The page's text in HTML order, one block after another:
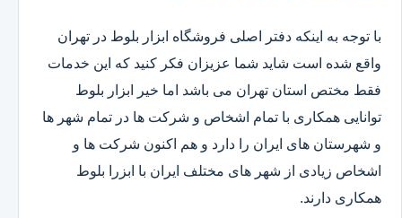
با توجه به اینکه دفتر اصلی فروشگاه ابزار بلوط در تهران
واقع شده است شاید شما عزیزان فکر کنید که این خدمات
فقط مختص استان تهران می باشد اما خیر ابزار بلوط
توانایی همکاری با تمام اشخاص و شرکت ها در تمام شهر ها
و شهرستان های ایران را دارد و هم اکنون شرکت ها و
اشخاص زیادی از شهر های مختلف ایران با ابزرا بلوط
همکاری دارند.